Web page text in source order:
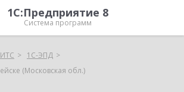
1С:Предприятие 8
Система программ
1С-ЭПД
(Московская обл.)